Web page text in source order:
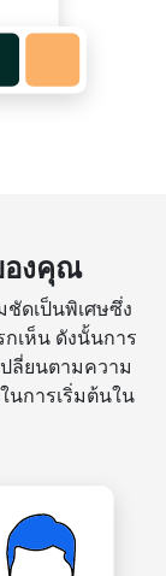
องคุณ
ดเป็นพิเศษซึ่ง
เห็น ดังนั้นการ
ลี่ยนตามความ
นการเริ่มต้นใน